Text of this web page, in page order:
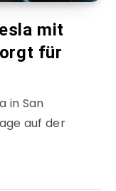
mit
für
in San
auf der